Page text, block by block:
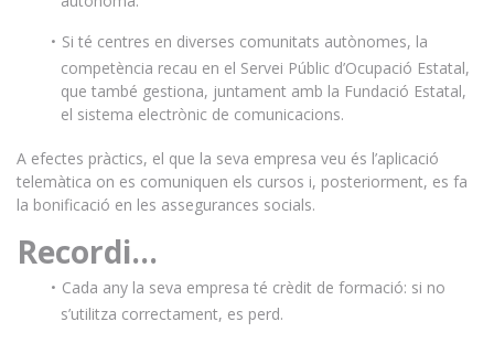
Si té centres en diverses comunitats autònomes, la
competència recau en el Servei Públic d’Ocupació Estatal,
que també gestiona, juntament amb la Fundació Estatal,
el sistema electrònic de comunicacions.
A efectes pràctics, el que la seva empresa veu és l’aplicació
telemàtica on es comuniquen els cursos i, posteriorment, es fa
la bonificació en les assegurances socials.
Recordi…
Cada any la seva empresa té crèdit de formació: si no
s’utilitza correctament, es perd.